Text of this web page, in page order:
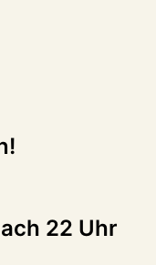
22 Uhr